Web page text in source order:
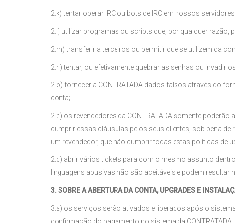
2.k) tentar operar IRC ou bots de IRC em nossos
2.l) utilizar programas ou scripts que, por qualquer
2.m) transferir a terceiros ou permitir que se utilizem da
2.n) tentar, ou efetivamente quebrar as senhas ou invadir
2.o) fornecer a CONTRATADA dados falsos através do
conta;
2.p) os revendedores da CONTRATADA somente
cumprir essas cláusulas pelos seus clientes, sob pena de
um revendedor, que não cumprir todas estas políticas de
2.q) abrir vários tickets para com o mesmo assunto
linguagens abusivas não são aceitáveis e podem resultar
3. SOBRE A ABERTURA DA CONTA, UPGRADES E
3.a) os serviços serão ativados e liberados após o
confirmação do pagamento no sistema da